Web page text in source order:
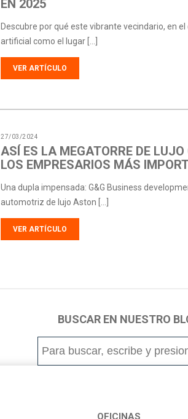
EN 2025
Descubre por qué este vibrante vecindario, en
artificial como el lugar […]
VER ARTÍCULO
27/03/2024
ASÍ ES LA MEGATORRE DE
LOS EMPRESARIOS MÁS
Una dupla impensada: G&G Business
automotriz de lujo Aston […]
VER ARTÍCULO
BUSCAR EN NUESTRO